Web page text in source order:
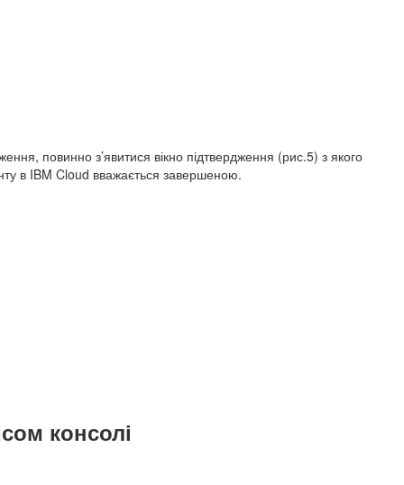
повинно з’явитися вікно підтвердження (рис.5) з якого
в IBM Cloud вважається завершеною.
консолі